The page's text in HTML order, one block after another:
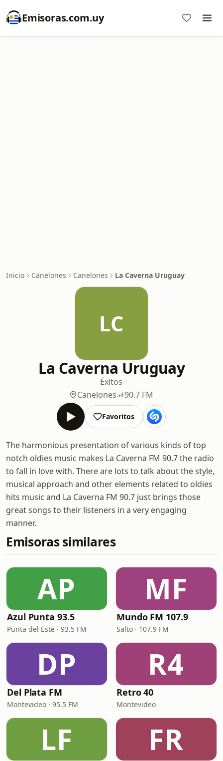
Emisoras.com.uy
Inicio Canelones Canelones La Caverna Uruguay
LC
La Caverna Uruguay
Éxitos
Canelones
90.7 FM
Favoritos
The harmonious presentation of various kinds of top
notch oldies music makes La Caverna FM 90.7 the radio
to fall in love with. There are lots to talk about the style,
musical approach and other elements related to oldies
hits music and La Caverna FM 90.7 just brings those
great songs to their listeners in a very engaging
manner.
Emisoras similares
AP
Azul Punta 93.5
Punta del Este · 93.5 FM
MF
Mundo FM 107.9
Salto · 107.9 FM
DP
Del Plata FM
Montevideo · 95.5 FM
R4
Retro 40
Montevideo
LF FR